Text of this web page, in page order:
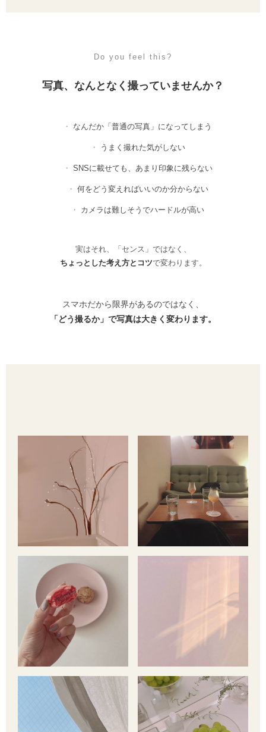
Do you feel this?
写真、なんとなく撮っていませんか？
なんだか「普通の写真」になってしまう
うまく撮れた気がしない
SNSに載せても、あまり印象に残らない
何をどう変えればいいのか分からない
カメラは難しそうでハードルが高い
実はそれ、「センス」ではなく、
ちょっとした考え方とコツで変わります。
スマホだから限界があるのではなく、
「どう撮るか」で写真は大きく変わります。